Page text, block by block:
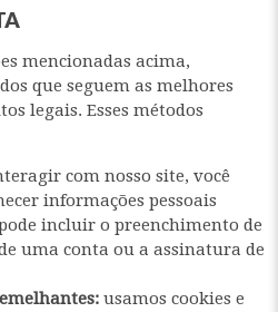
mencionadas acima,
que seguem as melhores
legais. Esses métodos
com nosso site, você
informações pessoais
incluir o preenchimento de
uma conta ou a assinatura de
usamos cookies e